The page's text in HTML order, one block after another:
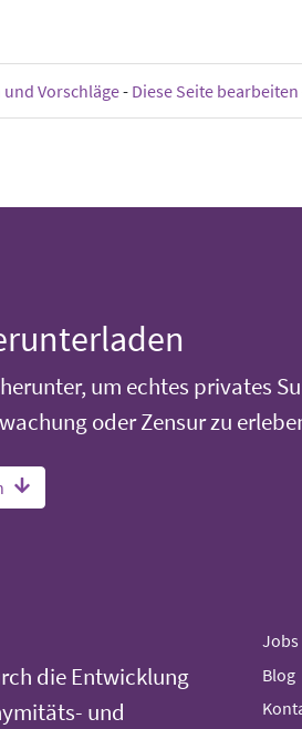
Vorschläge- Diese Seite bearbeiten
um echtes privates
oder Zensur zu
die Entwicklung
und
Jobs
Blog